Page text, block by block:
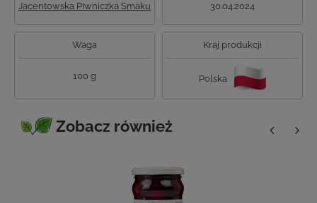
Jacentowska Piwniczka Smaku 30.04.2024
Waga
100 g
Kraj produkcji
Polska
Zobacz również